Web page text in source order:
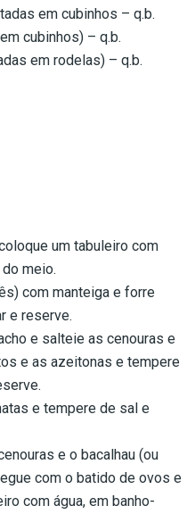
em cubinhos – q.b.
cubinhos) – q.b.
em rodelas) – q.b.
um tabuleiro com
meio.
com manteiga e forre
e reserve.
e salteie as cenouras e
e as azeitonas e tempere
e tempere de sal e
e o bacalhau (ou
com o batido de ovos e
com água, em banho-